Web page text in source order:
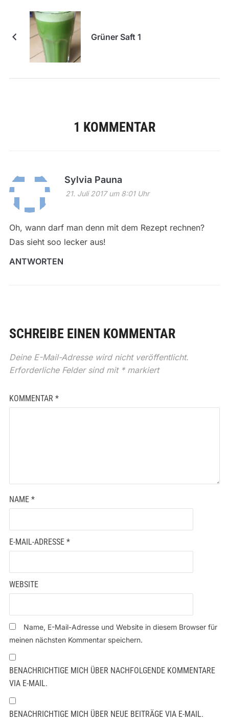
Grüner Saft 1
1 KOMMENTAR
Sylvia Pauna
21. Juli 2017 um 8:01 Uhr
Oh, wann darf man denn mit dem Rezept rechnen?
Das sieht soo lecker aus!
ANTWORTEN
SCHREIBE EINEN KOMMENTAR
Deine E-Mail-Adresse wird nicht veröffentlicht.
Erforderliche Felder sind mit *markiert
KOMMENTAR *
NAME *
E-MAIL-ADRESSE *
WEBSITE
Name, E-Mail-Adresse und Website in diesem Browser für
meinen nächsten Kommentar speichern.
BENACHRICHTIGE MICH ÜBER NACHFOLGENDE KOMMENTARE
VIA E-MAIL.
BENACHRICHTIGE MICH ÜBER NEUE BEITRÄGE VIA E-MAIL.